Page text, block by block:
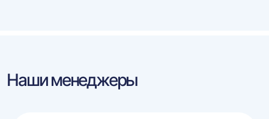
Наши менеджеры